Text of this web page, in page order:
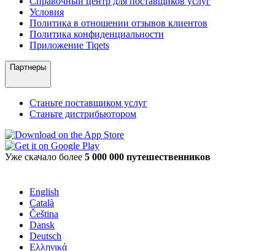
Условия
Политика в отношении отзывов клиентов
Политика конфиденциальности
Приложение Tiqets
Партнеры
Станьте поставщиком услуг
Станьте дистрибьютором
Уже скачало более 5 000 000 путешественников
English
Català
Čeština
Dansk
Deutsch
Ελληνικά